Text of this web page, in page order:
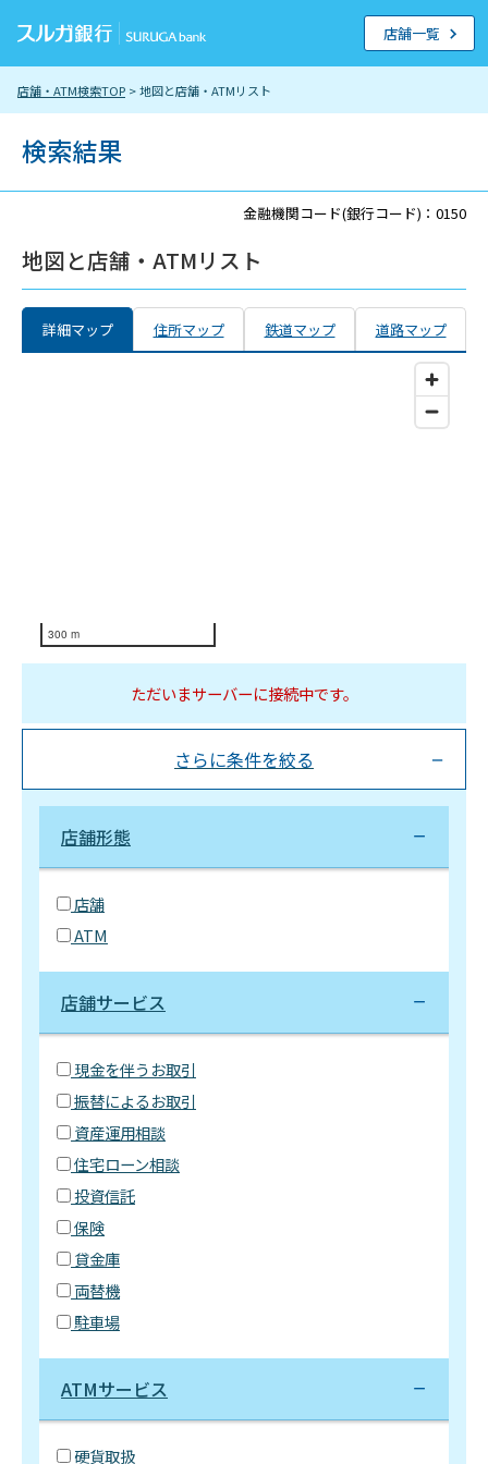
店舗・ATM検索TOP > 地図と店舗・ATMリスト
店舗一覧
検索結果
金融機関コード(銀行コード)：0150
地図と店舗・ATMリスト
詳細マップ 住所マップ 鉄道マップ 道路マップ
300 m
ただいまサーバーに接続中です。
さらに条件を絞る
店舗形態
店舗
ATM
店舗サービス
現金を伴うお取引
振替によるお取引
資産運用相談
住宅ローン相談
投資信託
保険
貸金庫
両替機
駐車場
ATMサービス
硬貨取扱